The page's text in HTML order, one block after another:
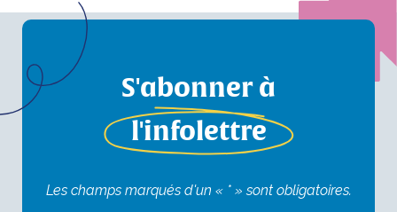
S'abonner à
l'infolettre
Les champs marqués d'un « * » sont obligatoires.